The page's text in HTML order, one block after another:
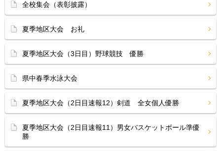
全校集会（表彰披露）
夏季地区大会 お礼
夏季地区大会（3日目）野球競技 優勝
県中春季水泳大会
夏季地区大会（2日目速報12）剣道 全女個人優勝
夏季地区大会（2日目速報11）男女バスケットボール準優
勝